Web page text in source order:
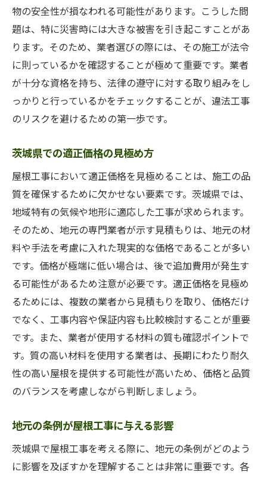
契約書に含めるべき要件
工事期間中の適切な監督方法
施工後の問題解決策
住民からの意見を反映する方法
法的トラブルを防ぐための相談先
屋根工事の法律理解で茨城県の住まいを守る方
屋根工事に関する法律の基本
工事中に発生しうる法律問題
法的基準を満たす施工の特徴
地元の法律相談窓口の活用法
法改正に対応した施工方法
住まいの安全を守るための法的措置
信頼できる屋根工事業者を選ぶための茨城県で
の秘訣
経験豊富な業者の選び方
業者の実績と信頼性の確認
現場訪問の重要性
契約前に交わすべき確認事項
見積もりに含むべき詳細項目
物の安全性が損なわれる可能性があります。こうした問
題は、特に災害時には大きな被害を引き起こすことがあ
ります。そのため、業者選びの際には、その施工が法令
に則っているかを確認することが極めて重要です。業者
が十分な資格を持ち、法律の遵守に対する取り組みをし
っかりと行っているかをチェックすることが、違法工事
のリスクを避けるための第一歩です。
茨城県での適正価格の見極め方
屋根工事において適正価格を見極めることは、施工の品
質を確保するために欠かせない要素です。茨城県では、
地域特有の気候や地形に適応した工事が求められます。
そのため、地元の専門業者が示す見積もりは、地元の材
料や手法を考慮に入れた現実的な価格であることが多い
です。価格が極端に低い場合は、後で追加費用が発生す
る可能性があるため注意が必要です。適正価格を見極め
るためには、複数の業者から見積もりを取り、価格だけ
でなく、工事内容や保証内容も比較検討することが重要
です。また、業者が使用する材料の質も確認ポイントで
す。質の高い材料を使用する業者は、長期にわたり耐久
性の高い屋根を提供する可能性が高いため、価格と品質
のバランスを考慮しながら判断しましょう。
地元の条例が屋根工事に与える影響
茨城県で屋根工事を考える際に、地元の条例がどのよう
に影響を及ぼすかを理解することは非常に重要です。各